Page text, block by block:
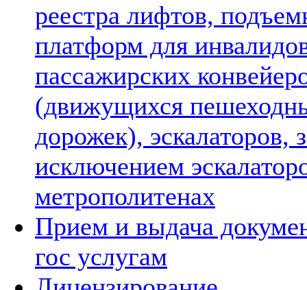
реестра лифтов,
платформ для
пассажирских
(движущихся
дорожек), эскалаторов,
исключением
метрополитенах
Прием и выдача
гос услугам